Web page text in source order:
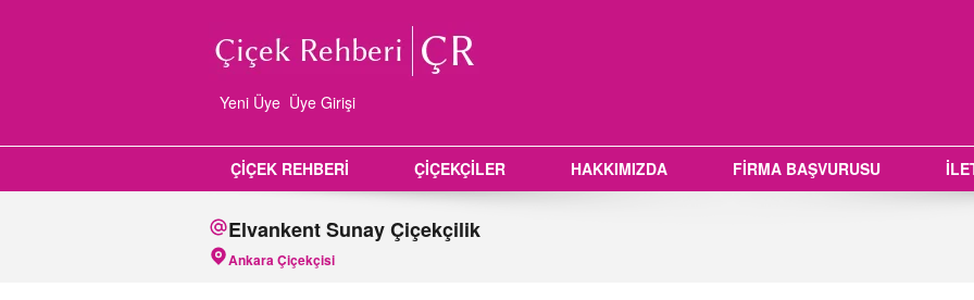
Yeni Üye Üye Girişi
ÇİÇEK REHBERİ ÇİÇEKÇİLER HAKKIMIZDA FİRMA BAŞVURUSU
Elvankent Sunay Çiçekçilik
Ankara Çiçekçisi